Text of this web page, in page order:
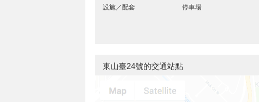
設施／配套
停車場
東山臺24號的交通站點